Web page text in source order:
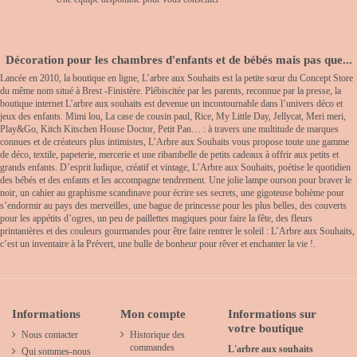
Décoration pour les chambres d'enfants et de bébés mais pas que...
Lancée en 2010, la boutique en ligne, L’arbre aux Souhaits est la petite sœur du Concept Store
du même nom situé à Brest -Finistère. Plébiscitée par les parents, reconnue par la presse, la
boutique internet L’arbre aux souhaits est devenue un incontournable dans l’univers déco et
jeux des enfants. Mimi lou, La case de cousin paul, Rice, My Little Day, Jellycat, Meri meri,
Play&Go, Kitch Kitschen House Doctor, Petit Pan… : à travers une multitude de marques
connues et de créateurs plus intimistes, L’Arbre aux Souhaits vous propose toute une gamme
de déco, textile, papeterie, mercerie et une ribambelle de petits cadeaux à offrir aux petits et
grands enfants. D’esprit ludique, créatif et vintage, L’Arbre aux Souhaits, poétise le quotidien
des bébés et des enfants et les accompagne tendrement. Une jolie lampe ourson pour braver le
noir, un cahier au graphisme scandinave pour écrire ses secrets, une gigoteuse bohème pour
s’endormir au pays des merveilles, une bague de princesse pour les plus belles, des couverts
pour les appétits d’ogres, un peu de paillettes magiques pour faire la fête, des fleurs
printanières et des couleurs gourmandes pour être faire rentrer le soleil : L’Arbre aux Souhaits,
c’est un inventaire à la Prévert, une bulle de bonheur pour rêver et enchanter la vie !.
Informations
Nous contacter
Qui sommes-nous
Mon compte
Historique des
commandes
Informations sur
votre boutique
L'arbre aux souhaits